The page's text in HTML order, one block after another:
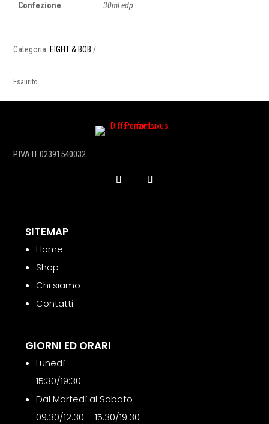
Confezione 30ml edp
Categoria: EIGHT & BOB
Esaurito
P.IVA IT 02391540032
SITEMAP
Home
Shop
Chi siamo
Contatti
GIORNI ED ORARI
Lunedì
15:30/19:30
Dal Martedì al Sabato
09:30/12:30 – 15:30/19:30